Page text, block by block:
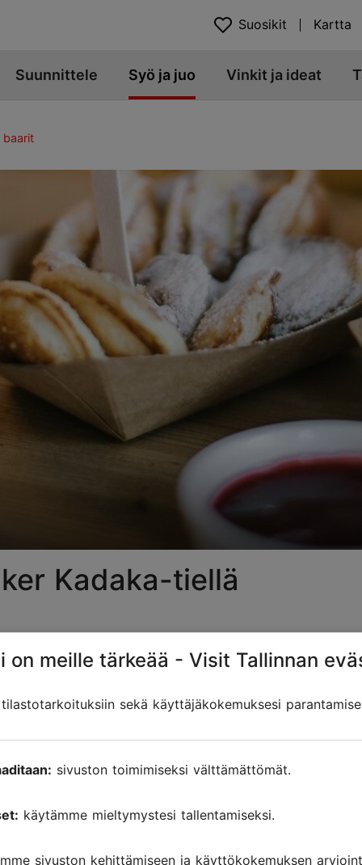
Suosikit Kartta
Suunnittele Syö ja juo Vinkit ja ideat
baarit
Kadaka-tiellä
ja kaikin mahdollisin tavoin. Paistamme
vieraamme – sekä pienet että isot – iloitsemaan,
joka aamu tuoreen taikinan, käytämme alueellista
voita. Valmistamme itse myös hillot ja kastikkeet.
Raparperilimsamme (Rabarberilimps) on
on meille tärkeää - Visit Tallinnan
sekä käyttäjäkokemuksesi
sivuston toimimiseksi välttämättömät.
käytämme mieltymystesi tallentamiseksi.
sivuston kehittämiseen ja käyttökokemuksen